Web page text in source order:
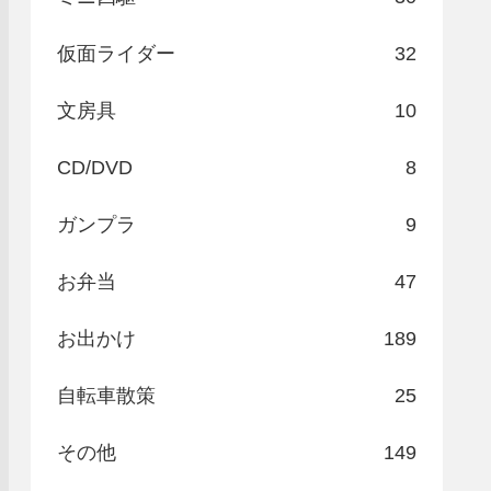
仮面ライダー 32
文房具 10
CD/DVD 8
ガンプラ 9
お弁当 47
お出かけ 189
自転車散策 25
その他 149